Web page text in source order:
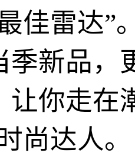
佳雷达”
季新品，
让你走在
尚达人。